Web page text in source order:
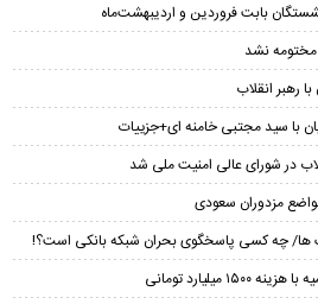
بابت فروردین و اردیبهشت‌ماه
رهبر انقلاب
با سید مجتبی خامنه ای+جزییات
در شورای عالی امنیت ملی شد
مزدوران سعودی
ها/ چه کسی پاسخگوی بحران شبکه بانکی است؟!
میلیارد تومانی